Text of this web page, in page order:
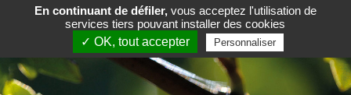
En continuant de défiler,vous acceptez l'utilisation de
services tiers pouvant installer des cookies
✓ OK, tout accepter
Personnaliser